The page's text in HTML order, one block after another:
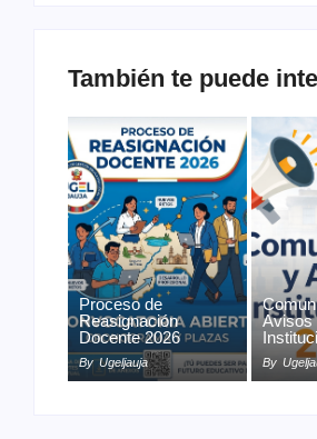
También te puede
Proceso de
Reasignación
Docente 2026
By Ugeljauja
Avisos
By